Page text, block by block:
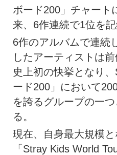
ボード200」チャート
来、6作連続で1位を記
6作のアルバムで連続
したアーティストは
史上初の快挙となり
ード200」において
を誇るグループの一
る。
現在、自身最大規模
「Stray Kids World